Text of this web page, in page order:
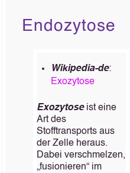
Endozytose
Wikipedia-de:
Exozytose
Exozytoseist eine
Art des
Stofftransports aus
der Zelle heraus.
Dabei verschmelzen,
„fusionieren“ im